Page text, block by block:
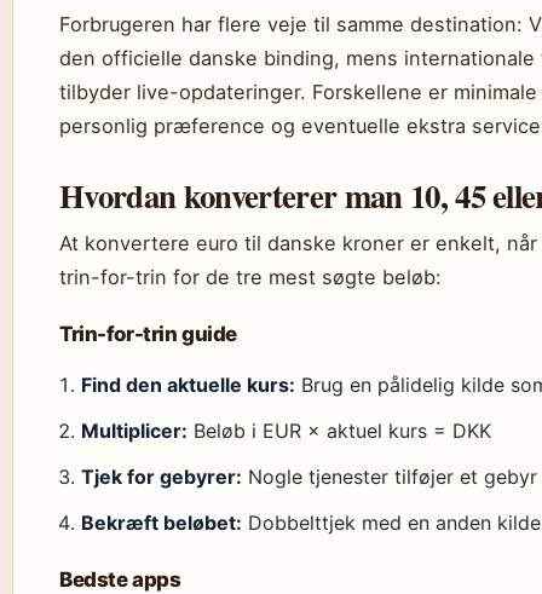
Forbrugeren har flere veje til samme destination:
den officielle danske binding, mens internationale
tilbyder live-opdateringer. Forskellene er
personlig præference og eventuelle ekstra
Hvordan konverterer man 10, 45
At konvertere euro til danske kroner er enkelt,
trin-for-trin for de tre mest søgte beløb:
Trin-for-trin guide
Find den aktuelle kurs: Brug en pålidelig kilde
Multiplicer: Beløb i EUR × aktuel kurs = DKK
Tjek for gebyrer: Nogle tjenester tilføjer et
Bekræft beløbet: Dobbelttjek med en anden kilde
Bedste apps